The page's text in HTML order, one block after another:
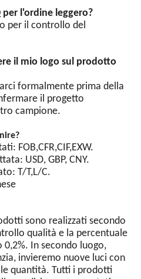
Sincronizzazione GPS
(opzionale)
Controllo automatico
dell'interruttore a luce,
dotato di chip integrato e
multipli. Il lampeggio
sincrono di più lampade
può essere ottenuto tramite
linee di segnale di
sincronizzazione.
per l'ordine leggero?
per il controllo del
il mio logo sul prodotto
formalmente prima della
il progetto
campione.
FOB,CFR,CIF,EXW.
USD, GBP, CNY.
T/T,L/C.
sono realizzati secondo
qualità e la percentuale
In secondo luogo,
invieremo nuove luci con
quantità. Tutti i prodotti